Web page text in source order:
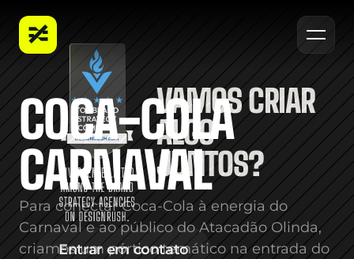
VAMOS CRIAR
ALGO
JUNTOS?
Entrar em contato
COCA-COLA
CARNAVAL
Para conectar Coca-Cola à energia do
Carnaval e ao público do Atacadão Olinda,
criamos um pórtico temático na entrada do
PORTFÓLIO
CONTATO
BLOG